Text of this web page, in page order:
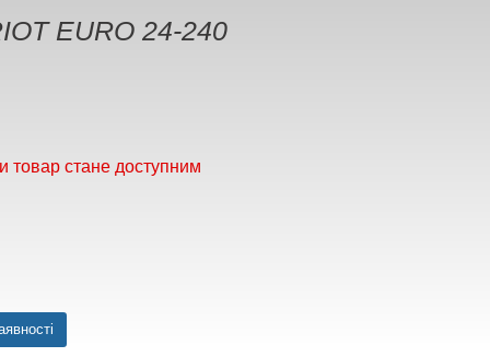
EURO 24-240
товар стане доступним